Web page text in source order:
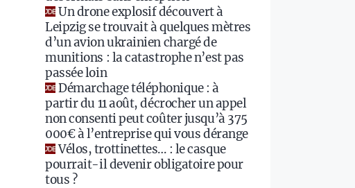
Un drone explosif découvert à
Leipzig se trouvait à quelques mètres
d’un avion ukrainien chargé de
munitions : la catastrophe n’est pas
passée loin
Démarchage téléphonique : à
partir du 11 août, décrocher un appel
non consenti peut coûter jusqu’à 375
000€ à l’entreprise qui vous dérange
Vélos, trottinettes… : le casque
pourrait-il devenir obligatoire pour
tous ?